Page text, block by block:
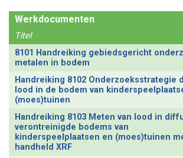
Werkdocumenten
Titel
8101 Handreiking gebiedsgericht
metalen in bodem
Handreiking 8102 Onderzoeksstrategie
lood in de bodem van
(moes)tuinen
Handreiking 8103 Meten van lood in
verontreinigde bodems van
kinderspeelplaatsen en (moes)tuinen
handheld XRF